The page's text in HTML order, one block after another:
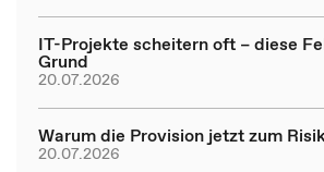
IT-Projekte scheitern oft – diese
Grund
20.07.2026
Warum die Provision jetzt zum
20.07.2026